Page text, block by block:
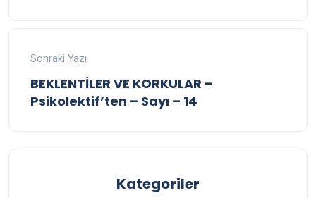
Sonraki Yazı
BEKLENTİLER VE KORKULAR –
Psikolektif’ten – Sayı – 14
Kategoriler